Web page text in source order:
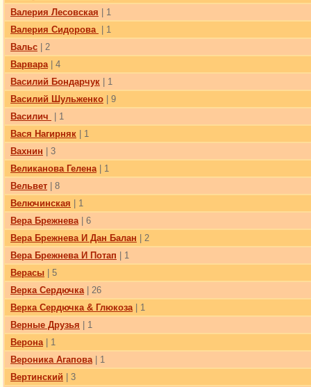
Валерия Лесовская | 1
Валерия Сидорова
| 1
Вальс | 2
Варвара| 4
Василий Бондарчук | 1
Василий Шульженко | 9
Василич
| 1
Вася Нагирняк | 1
Вахнин | 3
Великанова Гелена| 1
Вельвет | 8
Велючинская | 1
Вера Брежнева| 6
Вера Брежнева И Дан Балан | 2
Вера Брежнева И Потап | 1
Верасы | 5
Верка Сердючка| 26
Верка Сердючка & Глюкоза| 1
Верные Друзья | 1
Верона| 1
Вероника Агапова| 1
Вертинский | 3